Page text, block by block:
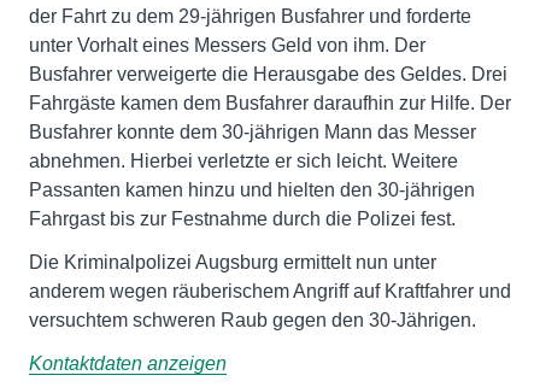
der Fahrt zu dem 29-jährigen Busfahrer und forderte
unter Vorhalt eines Messers Geld von ihm. Der
Busfahrer verweigerte die Herausgabe des Geldes. Drei
Fahrgäste kamen dem Busfahrer daraufhin zur Hilfe. Der
Busfahrer konnte dem 30-jährigen Mann das Messer
abnehmen. Hierbei verletzte er sich leicht. Weitere
Passanten kamen hinzu und hielten den 30-jährigen
Fahrgast bis zur Festnahme durch die Polizei fest.
Die Kriminalpolizei Augsburg ermittelt nun unter
anderem wegen räuberischem Angriff auf Kraftfahrer und
versuchtem schweren Raub gegen den 30-Jährigen.
Kontaktdaten anzeigen